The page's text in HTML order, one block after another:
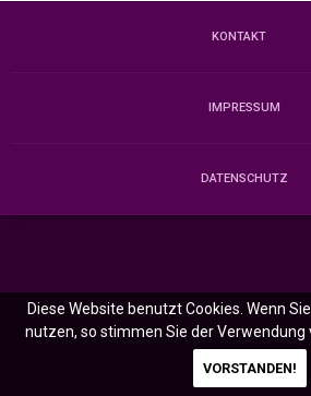
KONTAKT
IMPRESSUM
DATENSCHUTZ
Diese Website benutzt Cookies. Wenn
nutzen, so stimmen Sie der Verwendung
VORSTANDEN!